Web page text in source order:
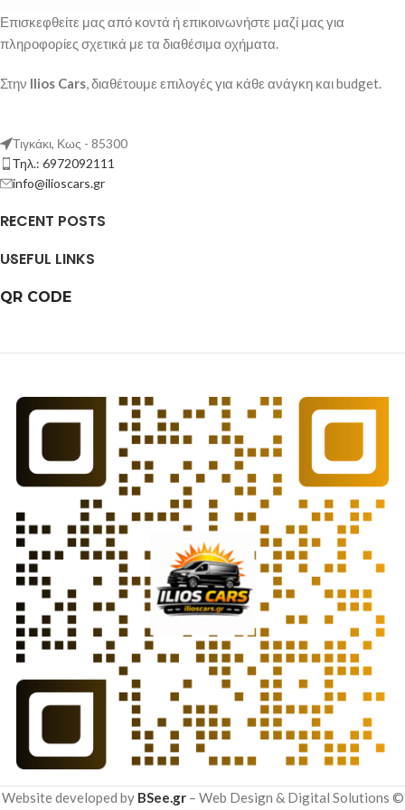
Επισκεφθείτε μας από κοντά ή επικοινωνήστε μαζί μας για
πληροφορίες σχετικά με τα διαθέσιμα οχήματα.
Στην Ilios Cars, διαθέτουμε επιλογές για κάθε ανάγκη και budget.
Τιγκάκι, Κως - 85300
Τηλ.: 6972092111
info@ilioscars.gr
RECENT POSTS
USEFUL LINKS
QR CODE
Website developed by BSee.gr– Web Design & Digital Solutions ©